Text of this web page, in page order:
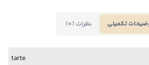
تکمیلی نظرات (0)
tarte